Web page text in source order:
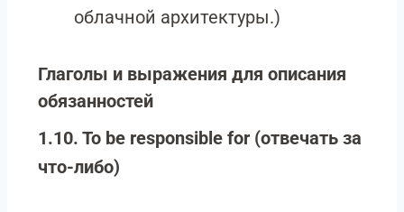
облачной архитектуры.)
Глаголы и выражения для описания
обязанностей
1.10. To be responsible for (отвечать за
что-либо)